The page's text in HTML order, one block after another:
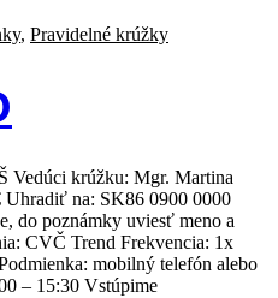
, Pravidelné krúžky
Vedúci krúžku: Mgr. Martina
Uhradiť na: SK86 0900 0000
do poznámky uviesť meno a
CVČ Trend Frekvencia: 1x
mobilný telefón alebo
– 15:30 Vstúpime